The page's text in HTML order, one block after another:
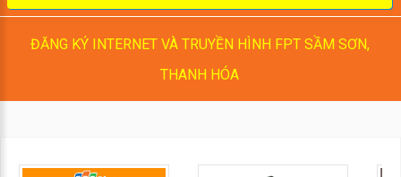
ĐĂNG KÝ INTERNET VÀ TRUYỀN HÌNH FPT SẦM SƠN,
THANH HÓA